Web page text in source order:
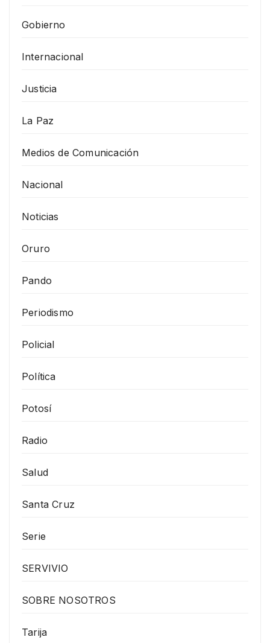
Gobierno
Internacional
Justicia
La Paz
Medios de Comunicación
Nacional
Noticias
Oruro
Pando
Periodismo
Policial
Política
Potosí
Radio
Salud
Santa Cruz
Serie
SERVIVIO
SOBRE NOSOTROS
Tarija